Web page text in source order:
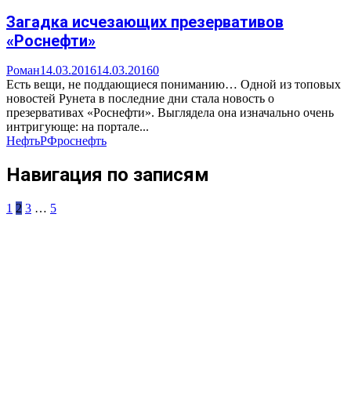
Загадка исчезающих презервативов
«Роснефти»
Роман14.03.201614.03.20160
Есть вещи, не поддающиеся пониманию… Одной из топовых
новостей Рунета в последние дни стала новость о
презервативах «Роснефти». Выглядела она изначально очень
интригующе: на портале...
НефтьРФроснефть
Навигация по записям
1 2 3 … 5